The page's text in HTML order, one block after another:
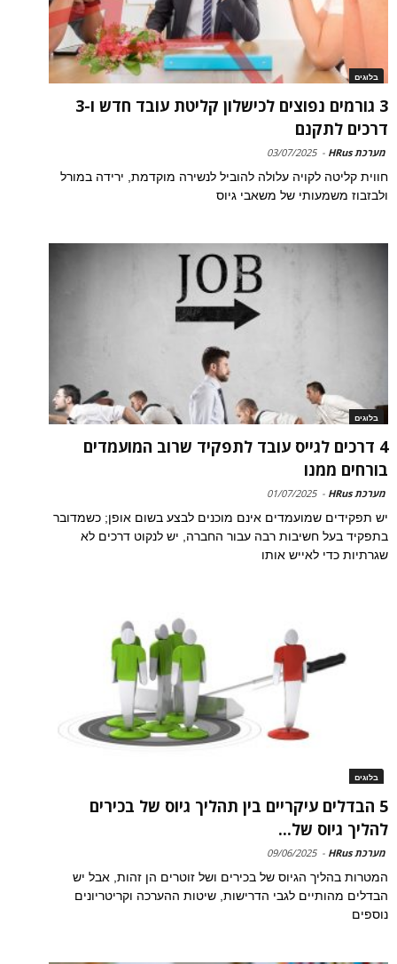
בלוגים
3 גורמים נפוצים לכישלון קליטת עובד חדש ו-3
דרכים לתקנם
מערכת HRus -
03/07/2025
חווית קליטה לקויה עלולה להוביל לנשירה מוקדמת, ירידה במורל
ולבזבוז משמעותי של משאבי גיוס
בלוגים
4 דרכים לגייס עובד לתפקיד שרוב המועמדים
בורחים ממנו
מערכת HRus -
01/07/2025
יש תפקידים שמועמדים אינם מוכנים לבצע בשום אופן; כשמדובר
בתפקיד בעל חשיבות רבה עבור החברה, יש לנקוט דרכים לא
שגרתיות כדי לאייש אותו
בלוגים
5 הבדלים עיקריים בין תהליך גיוס של בכירים
להליך גיוס של...
מערכת HRus -
09/06/2025
המטרות בהליך הגיוס של בכירים ושל זוטרים הן זהות, אבל יש
הבדלים מהותיים לגבי הדרישות, שיטות ההערכה וקריטריונים
נוספים